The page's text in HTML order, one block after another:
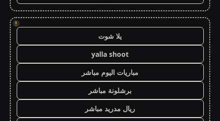
!
يلا شوت
yalla shoot
مباريات اليوم مباشر
برشلونة مباشر
ريال مدريد مباشر